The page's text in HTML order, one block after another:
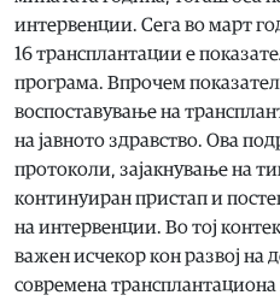
интервенции. Сега во март
16 трансплантации е
програма. Впрочем
воспоставување на
на јавното здравство. Ова
протоколи, зајакнување на
континуиран пристап и
на интервенции. Во тој
важен исчекор кон развој на
современа